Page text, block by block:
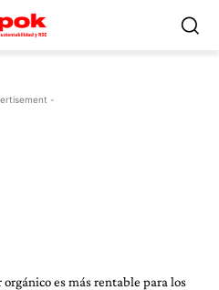
-
orgánico es más rentable para los